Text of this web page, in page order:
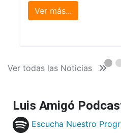
Ver más...
Ver todas las Noticias
Luis Amigó
Escucha Nuestro